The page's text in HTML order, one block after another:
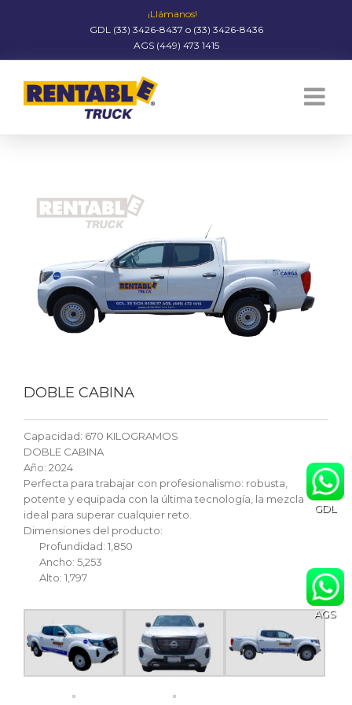
GDL
AGS
¡Llámanos!
GDL (33) 3426-8437 o (33) 3426-8436
AGS (449) 473 1415
DOBLE CABINA
Capacidad: 670 KILOGRAMOS
DOBLE CABINA
Año: 2024
Perfecta para trabajar con profesionalismo: robusta,
potente y equipada con la última tecnología, la mezcla
ideal para superar cualquier reto.
Dimensiones del producto:
Profundidad: 1,850
Ancho: 5,253
Alto: 1,797